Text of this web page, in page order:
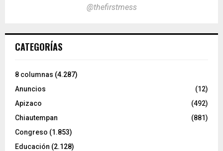
@thefirstmess
CATEGORÍAS
8 columnas (4.287)
Anuncios
(12)
Apizaco
(492)
Chiautempan
(881)
Congreso (1.853)
Educación (2.128)